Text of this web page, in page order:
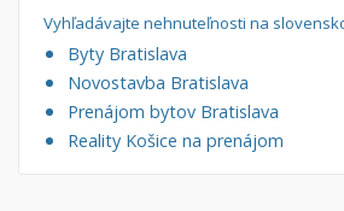
Vyhľadávajte nehnuteľnosti na
Byty Bratislava
Novostavba Bratislava
Prenájom bytov Bratislava
Reality Košice na prenájom